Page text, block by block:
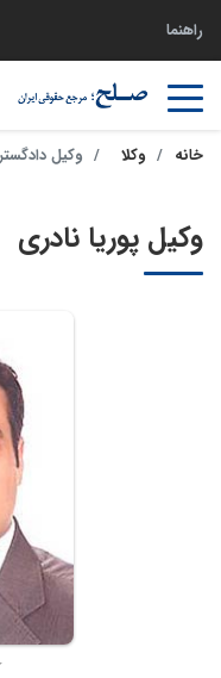
راهنما
خانه وکلا وکیل
وکیل پوریا نادری